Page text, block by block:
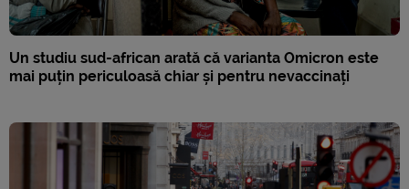
Un studiu sud-african arată că varianta Omicron este
mai puțin periculoasă chiar și pentru nevaccinați